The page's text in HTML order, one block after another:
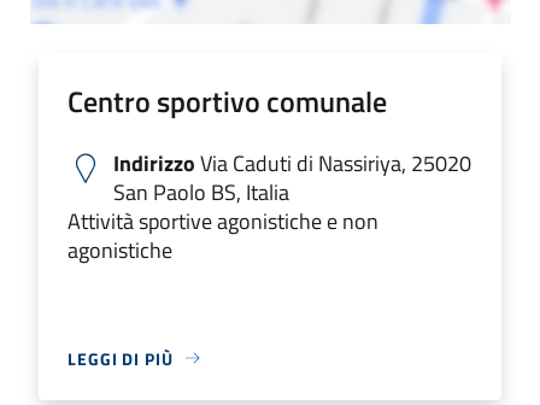
Centro sportivo comunale
IndirizzoVia Caduti di Nassiriya, 25020
San Paolo BS, Italia
Attività sportive agonistiche e non
agonistiche
LEGGI DI PIÙ